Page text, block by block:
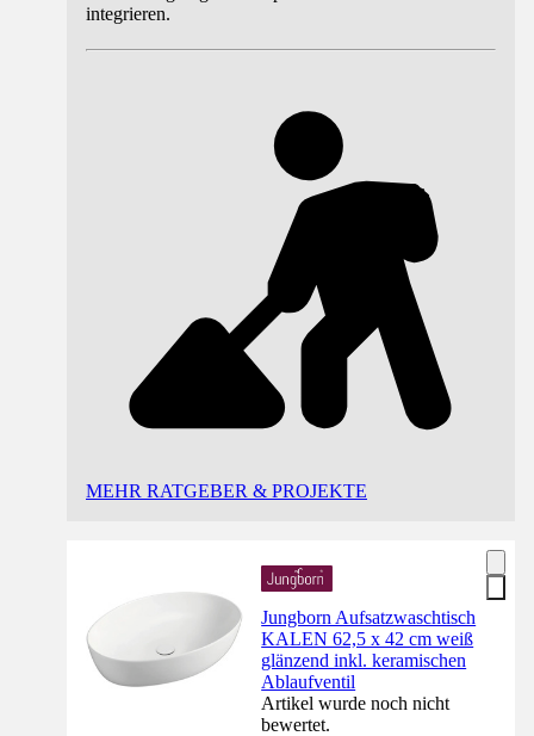
integrieren.
MEHR RATGEBER & PROJEKTE
Jungborn Aufsatzwaschtisch
KALEN 62,5 x 42 cm weiß
glänzend inkl. keramischen
Ablaufventil
Artikel wurde noch nicht
bewertet.